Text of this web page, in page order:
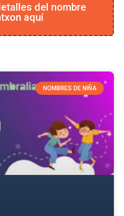
del nombre
aquí
NOMBRES DE NIÑA